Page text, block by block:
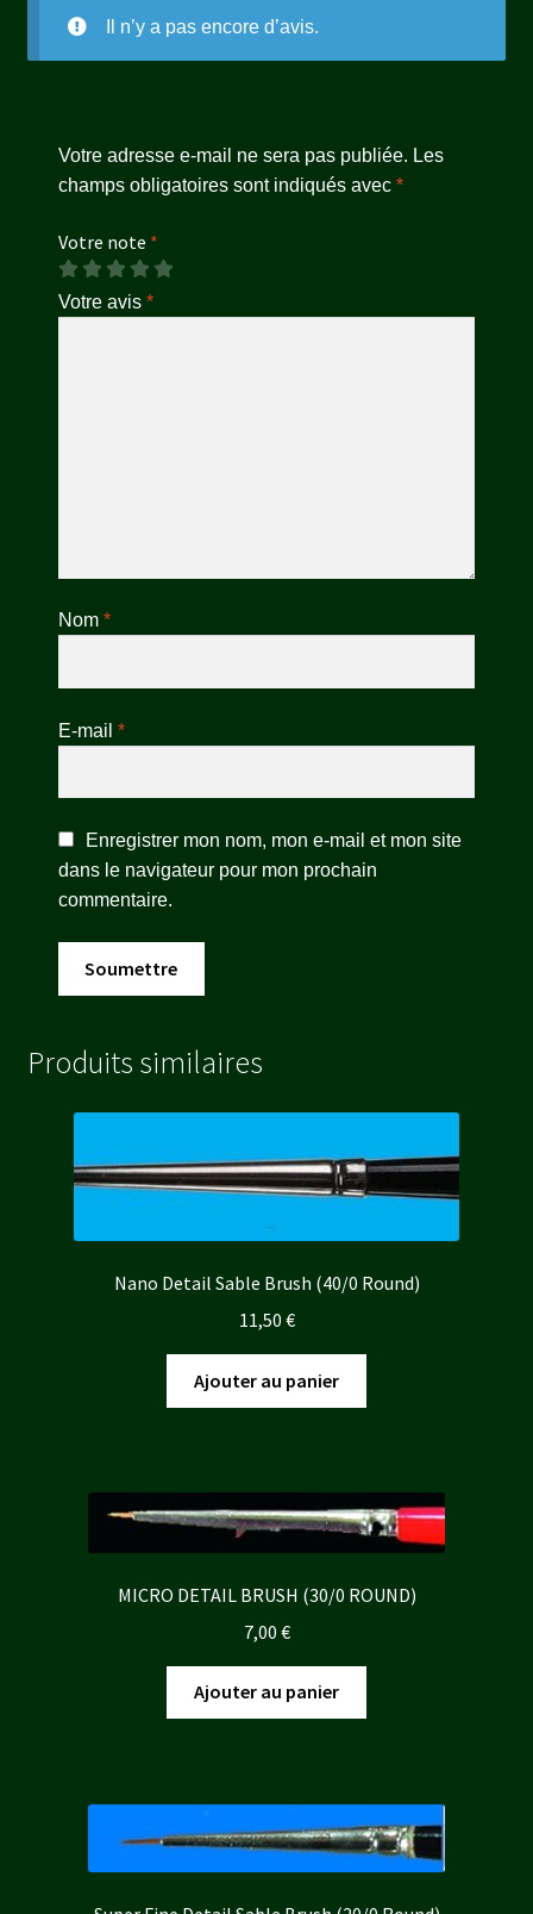
Il n’y a pas encore d’avis.
Votre adresse e-mail ne sera pas publiée. Les
champs obligatoires sont indiqués avec *
Votre note *
Votre avis *
Nom *
E-mail *
Enregistrer mon nom, mon e-mail et mon site
dans le navigateur pour mon prochain
commentaire.
Produits similaires
Nano Detail Sable Brush (40/0 Round)
11,50 €
Ajouter au panier
MICRO DETAIL BRUSH (30/0 ROUND)
7,00 €
Ajouter au panier